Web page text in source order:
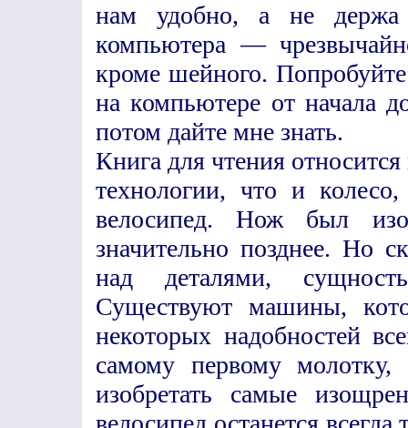
нам удобно, а не держа
компьютера —
кроме шейного.
на компьютере от начала
потом дайте мне знать.
Книга для чтения
технологии, что и
велосипед. Нож был
значительно позднее. Но
над деталями,
Существуют машины,
некоторых надобностей
самому первому
изобретать самые